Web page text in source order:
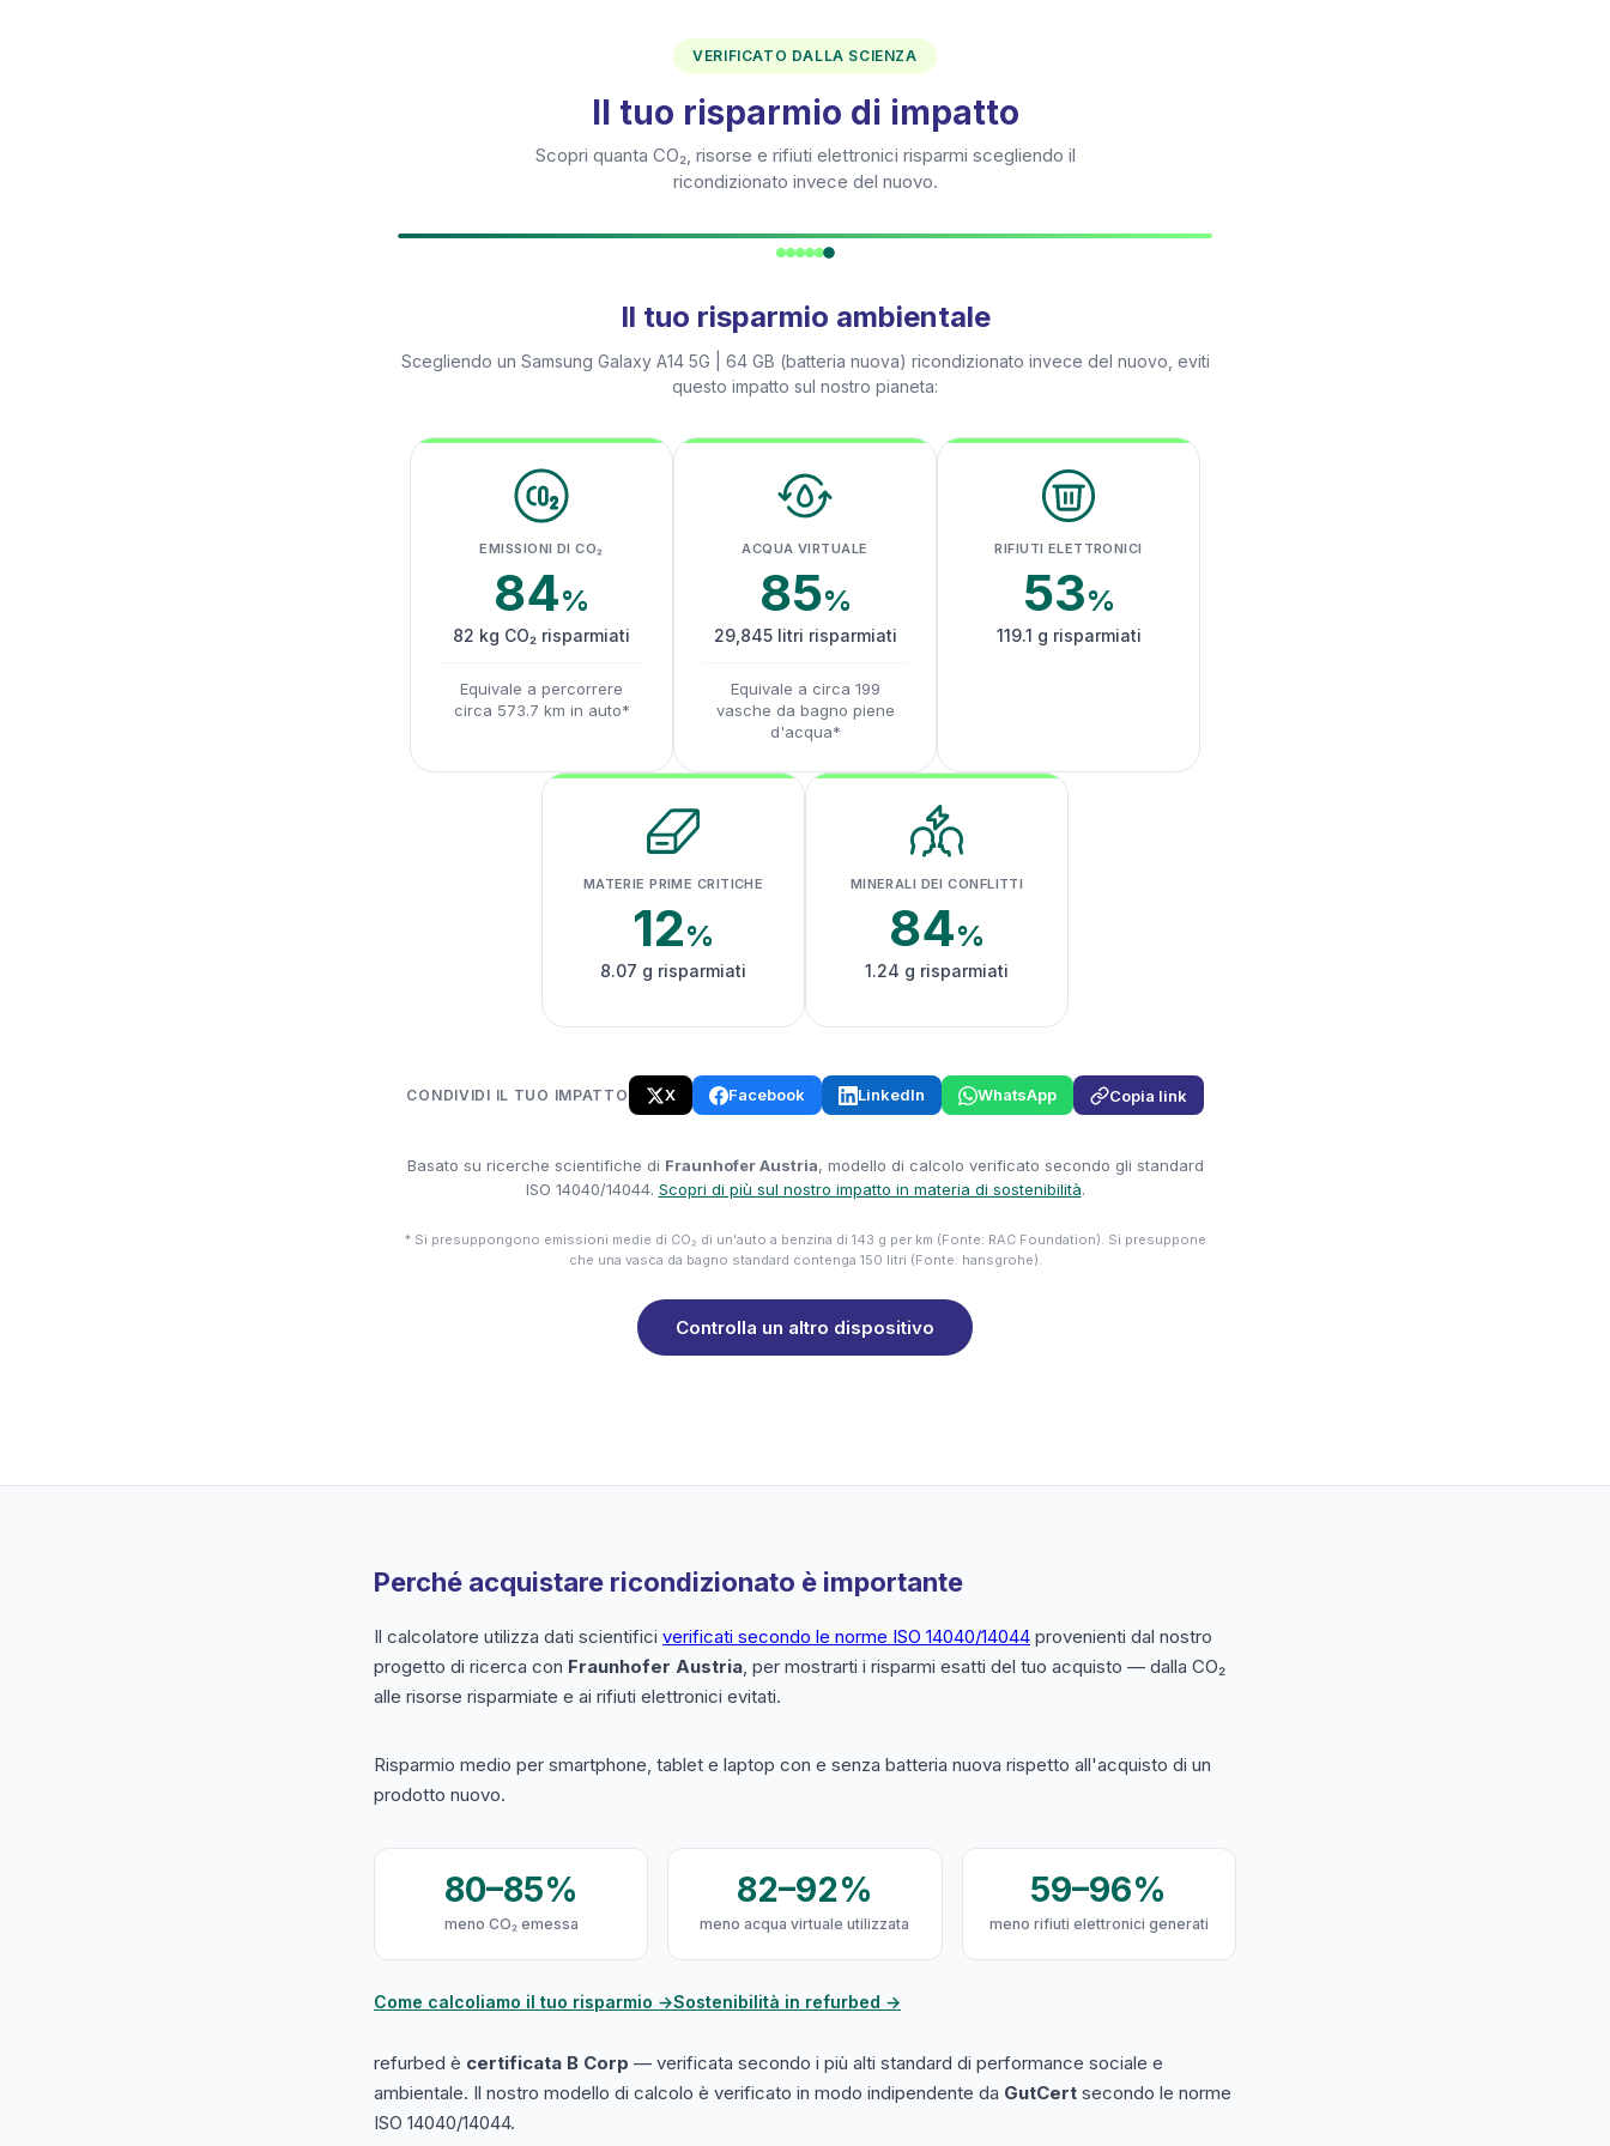
VERIFICATO DALLA SCIENZA
Il tuo risparmio di impatto
Scopri quanta CO₂, risorse e rifiuti elettronici risparmi scegliendo il
ricondizionato invece del nuovo.
Il tuo risparmio ambientale
Scegliendo un Samsung Galaxy A14 5G | 64 GB (batteria nuova) ricondizionato invece del nuovo, eviti
questo impatto sul nostro pianeta:
EMISSIONI DI CO₂
84%
82 kg CO₂ risparmiati
Equivale a percorrere
circa 573.7 km in auto*
ACQUA VIRTUALE
85%
29,845 litri risparmiati
Equivale a circa 199
vasche da bagno piene
d'acqua*
RIFIUTI ELETTRONICI
53%
119.1 g risparmiati
MATERIE PRIME CRITICHE
12%
8.07 g risparmiati
MINERALI DEI CONFLITTI
84%
1.24 g risparmiati
CONDIVIDI IL TUO IMPATTO X Facebook LinkedIn WhatsApp Copia link
Basato su ricerche scientifiche di Fraunhofer Austria, modello di calcolo verificato secondo gli standard
ISO 14040/14044. Scopri di più sul nostro impatto in materia di sostenibilità.
* Si presuppongono emissioni medie di CO₂ di un'auto a benzina di 143 g per km (Fonte: RAC Foundation). Si presuppone
che una vasca da bagno standard contenga 150 litri (Fonte: hansgrohe).
Controlla un altro dispositivo
Perché acquistare ricondizionato è importante
Il calcolatore utilizza dati scientifici verificati secondo le norme ISO 14040/14044 provenienti dal nostro
progetto di ricerca con Fraunhofer Austria, per mostrarti i risparmi esatti del tuo acquisto — dalla CO₂
alle risorse risparmiate e ai rifiuti elettronici evitati.
Risparmio medio per smartphone, tablet e laptop con e senza batteria nuova rispetto all'acquisto di un
prodotto nuovo.
80–85%
meno CO₂ emessa
82–92%
meno acqua virtuale utilizzata
59–96%
meno rifiuti elettronici generati
Come calcoliamo il tuo risparmio →Sostenibilità in refurbed →
refurbed è certificata B Corp — verificata secondo i più alti standard di performance sociale e
ambientale. Il nostro modello di calcolo è verificato in modo indipendente da GutCert secondo le norme
ISO 14040/14044.